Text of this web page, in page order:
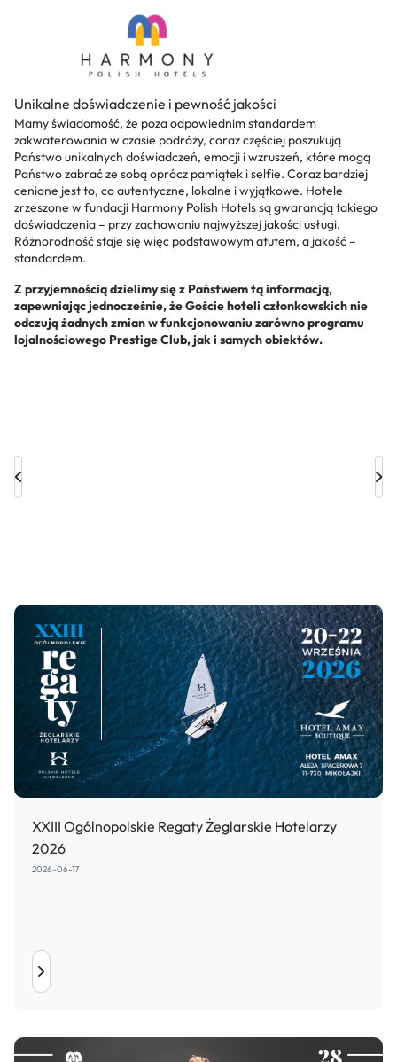
Unikalne doświadczenie i pewność jakości
Mamy świadomość, że poza odpowiednim standardem
zakwaterowania w czasie podróży, coraz częściej poszukują
Państwo unikalnych doświadczeń, emocji i wzruszeń, które mogą
Państwo zabrać ze sobą oprócz pamiątek i selfie. Coraz bardziej
cenione jest to, co autentyczne, lokalne i wyjątkowe. Hotele
zrzeszone w fundacji Harmony Polish Hotels są gwarancją takiego
doświadczenia – przy zachowaniu najwyższej jakości usługi.
Różnorodność staje się więc podstawowym atutem, a jakość –
standardem.
Z przyjemnością dzielimy się z Państwem tą informacją,
zapewniając jednocześnie, że Goście hoteli członkowskich nie
odczują żadnych zmian w funkcjonowaniu zarówno programu
lojalnościowego Prestige Club, jak i samych obiektów.
Nawigacja
wpisu
XXIII Ogólnopolskie Regaty Żeglarskie Hotelarzy
2026
2026-06-17